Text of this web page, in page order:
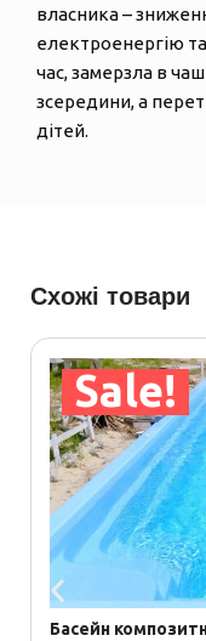
власника –
електроенергію
час, замерзла в
зсередини, а
дітей.
Схожі товари
Sale!
Басейн